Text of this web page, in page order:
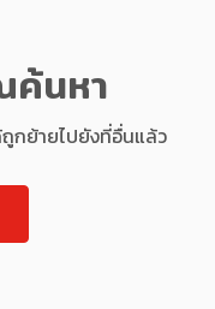
ค้นหา
กย้ายไปยังที่อื่นแล้ว